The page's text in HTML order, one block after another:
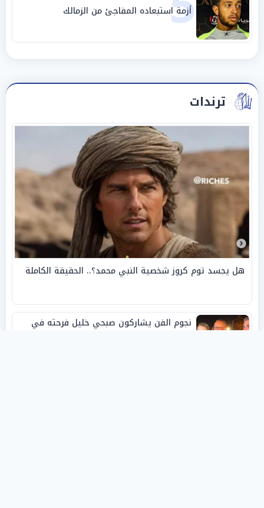
أزمة استبعاده المفاجئ من الزمالك
ترندات
هل يجسد توم كروز شخصية النبي محمد؟.. الحقيقة الكاملة
نجوم الفن يشاركون صبحي خليل فرحته في